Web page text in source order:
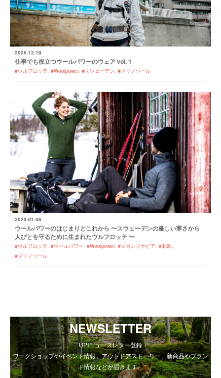
2025.12.19
仕事でも役立つウールパワーのウェア vol. 1
#ウルフロッテ #Woolpower #スウェーデン #メリノウール
2023.01.06
ウールパワーのはじまりとこれから 〜スウェーデンの厳しい寒さから
人びとを守るために生まれたウルフロッテ 〜
#ウルフロッテ #ウールパワー #Woolpower #スカンジナビア #北欧
#メリノウール
NEWSLETTER
UPIニュースレター登録
ワークショップやイベント情報、アウトドアストーリー、新商品やブラン
ド情報などが届きます。